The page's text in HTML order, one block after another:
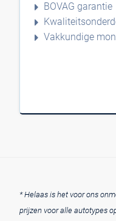
BOVAG garantie
Vakkundige
* Helaas is het voor ons
prijzen voor alle autotypes